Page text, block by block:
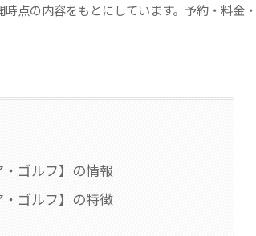
点の内容をもとにしています。予約・料金・
ゴルフ】の情報
ゴルフ】の特徴